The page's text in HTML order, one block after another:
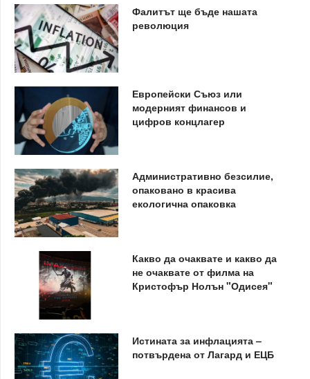
Фалитът ще бъде нашата
революция
Европейски Съюз или
модерният финансов и
цифров концлагер
Административно безсилие,
опаковано в красива
екологична опаковка
Какво да очаквате и какво да
не очаквате от филма на
Кристофър Нолън "Одисея"
Истината за инфлацията –
потвърдена от Лагард и ЕЦБ